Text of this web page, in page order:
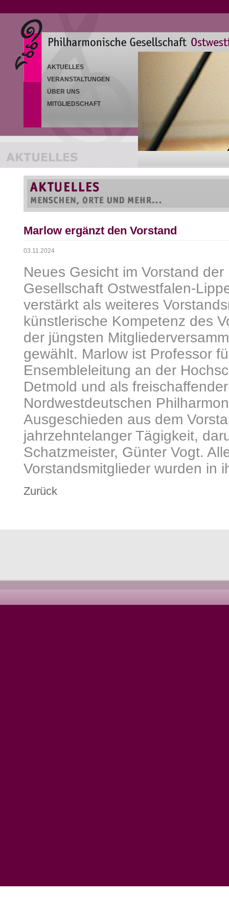
AKTUELLES
VERANSTALTUNGEN
ÜBER UNS
MITGLIEDSCHAFT
Marlow ergänzt den Vorstand
03.11.2024
Neues Gesicht im Vorstand
Gesellschaft Ostwestfalen-
verstärkt als weiteres
künstlerische Kompetenz des
der jüngsten
gewählt. Marlow ist Professor
Ensembleleitung an der
Detmold und als
Nordwestdeutschen
Ausgeschieden aus dem
jahrzehntelanger Tägigkeit,
Schatzmeister, Günter Vogt.
Vorstandsmitglieder wurden in
Zurück